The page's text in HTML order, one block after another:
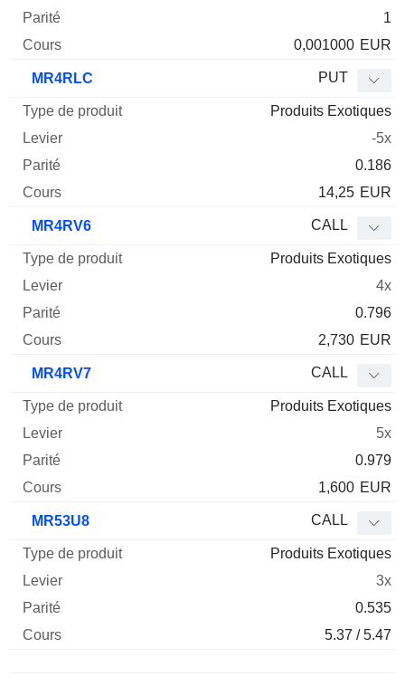
1
0,001000 EUR
MR4RLC PUT
Produits Exotiques
-5x
0.186
14,25 EUR
MR4RV6 CALL
Produits Exotiques
4x
0.796
2,730 EUR
MR4RV7 CALL
Produits Exotiques
5x
0.979
1,600 EUR
MR53U8 CALL
Produits Exotiques
3x
0.535
5.37 / 5.47